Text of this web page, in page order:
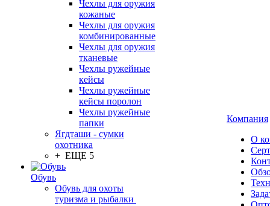
Чехлы для оружия
кожаные
Чехлы для оружия
комбинированные
Чехлы для оружия
тканевые
Чехлы ружейные
кейсы
Чехлы ружейные
кейсы поролон
Чехлы ружейные
папки
Ягдташи - сумки
охотника
+ ЕЩЕ 5
Обувь
Обувь для охоты
туризма и рыбалки
Компания
О